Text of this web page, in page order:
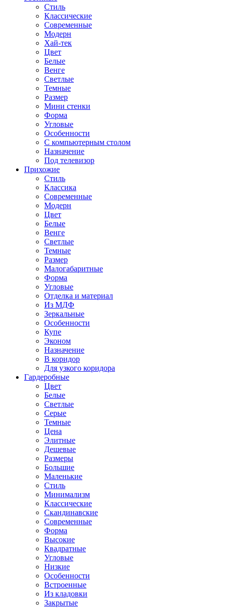
Стиль
Классические
Современные
Модерн
Хай-тек
Цвет
Белые
Венге
Светлые
Темные
Размер
Мини стенки
Форма
Угловые
Особенности
С компьютерным столом
Назначение
Под телевизор
Прихожие
Стиль
Классика
Современные
Модерн
Цвет
Белые
Венге
Светлые
Темные
Размер
Малогабаритные
Форма
Угловые
Отделка и материал
Из МДФ
Зеркальные
Особенности
Купе
Эконом
Назначение
В коридор
Для узкого коридора
Гардеробные
Цвет
Белые
Светлые
Серые
Темные
Цена
Элитные
Дешевые
Размеры
Большие
Маленькие
Стиль
Минимализм
Классические
Скандинавские
Современные
Форма
Высокие
Квадратные
Угловые
Низкие
Особенности
Встроенные
Из кладовки
Закрытые